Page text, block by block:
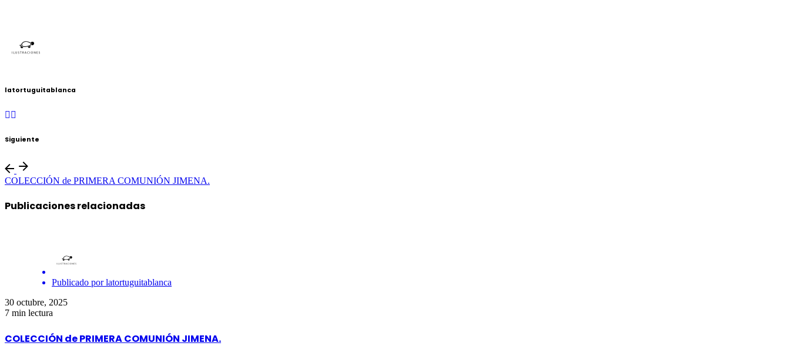
latortuguitablanca
Siguiente
COLECCIÓN de PRIMERA COMUNIÓN JIMENA.
Publicaciones relacionadas
Publicado por latortuguitablanca
30 octubre, 2025
7 min lectura
COLECCIÓN de PRIMERA COMUNIÓN JIMENA.